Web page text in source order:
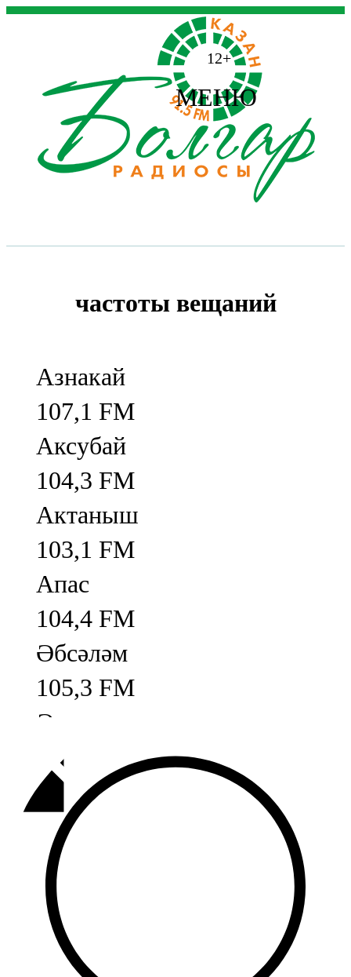
12+
МЕНЮ
частоты вещаний
Азнакай
107,1 FM
Аксубай
104,3 FM
Актаныш
103,1 FM
Апас
104,4 FM
Әбсәләм
105,3 FM
Әлмәт
92,9 FM
Базарлы матак
107,1 FM
Балык бистәсе
104,9 FM
Баулы
107,5 FM